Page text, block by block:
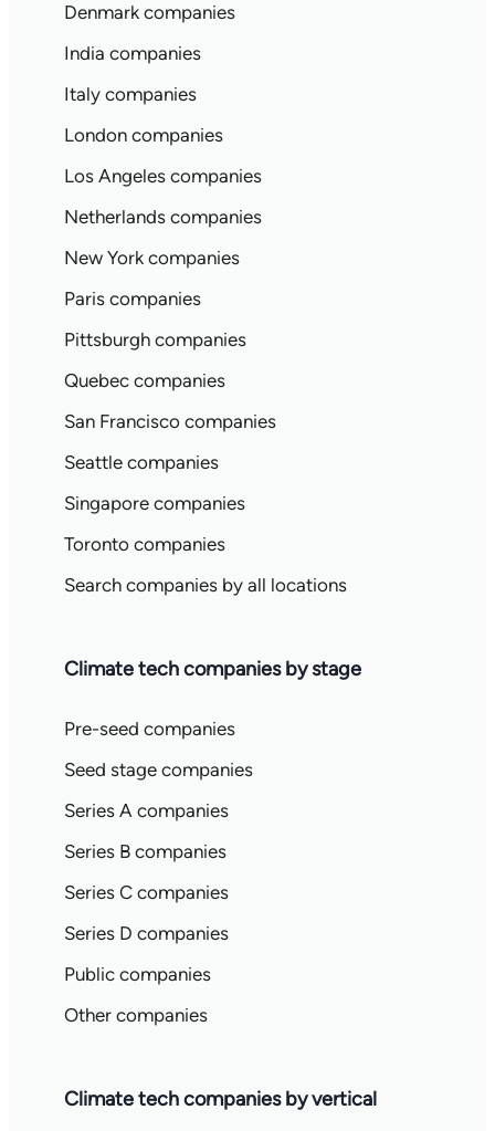
Denmark companies
India companies
Italy companies
London companies
Los Angeles companies
Netherlands companies
New York companies
Paris companies
Pittsburgh companies
Quebec companies
San Francisco companies
Seattle companies
Singapore companies
Toronto companies
Search companies by all locations
Climate tech companies by stage
Pre-seed companies
Seed stage companies
Series A companies
Series B companies
Series C companies
Series D companies
Public companies
Other companies
Climate tech companies by vertical